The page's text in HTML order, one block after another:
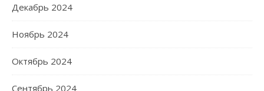
Декабрь 2024
Ноябрь 2024
Октябрь 2024
Сентябрь 2024